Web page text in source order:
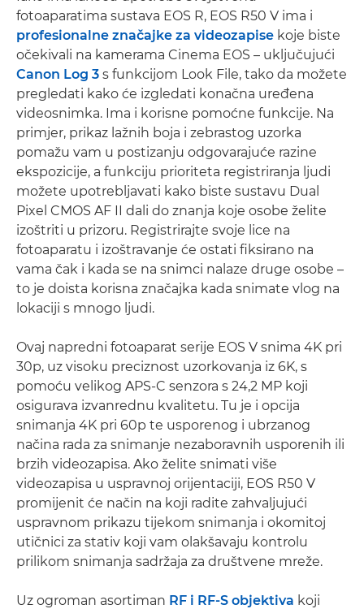
fotoaparatima sustava EOS R, EOS R50 V ima i
profesionalne značajke za videozapise koje biste
očekivali na kamerama Cinema EOS – uključujući
Canon Log 3 s funkcijom Look File, tako da možete
pregledati kako će izgledati konačna uređena
videosnimka. Ima i korisne pomoćne funkcije. Na
primjer, prikaz lažnih boja i zebrastog uzorka
pomažu vam u postizanju odgovarajuće razine
ekspozicije, a funkciju prioriteta registriranja ljudi
možete upotrebljavati kako biste sustavu Dual
Pixel CMOS AF II dali do znanja koje osobe želite
izoštriti u prizoru. Registrirajte svoje lice na
fotoaparatu i izoštravanje će ostati fiksirano na
vama čak i kada se na snimci nalaze druge osobe –
to je doista korisna značajka kada snimate vlog na
lokaciji s mnogo ljudi.
Ovaj napredni fotoaparat serije EOS V snima 4K pri
30p, uz visoku preciznost uzorkovanja iz 6K, s
pomoću velikog APS-C senzora s 24,2 MP koji
osigurava izvanrednu kvalitetu. Tu je i opcija
snimanja 4K pri 60p te usporenog i ubrzanog
načina rada za snimanje nezaboravnih usporenih ili
brzih videozapisa. Ako želite snimati više
videozapisa u uspravnoj orijentaciji, EOS R50 V
promijenit će način na koji radite zahvaljujući
uspravnom prikazu tijekom snimanja i okomitoj
utičnici za stativ koji vam olakšavaju kontrolu
prilikom snimanja sadržaja za društvene mreže.
Uz ogroman asortiman RF i RF-S objektiva koji